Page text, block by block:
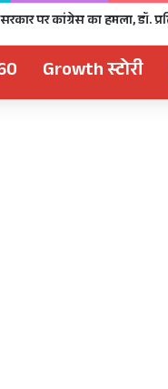
Growth स्टोरी